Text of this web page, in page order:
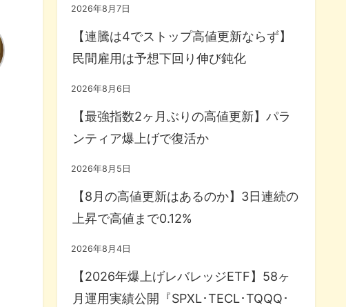
2026年8月7日
【連騰は4でストップ高値更新ならず】
民間雇用は予想下回り伸び鈍化
2026年8月6日
【最強指数2ヶ月ぶりの高値更新】パラ
ンティア爆上げで復活か
2026年8月5日
【8月の高値更新はあるのか】3日連続の
上昇で高値まで0.12%
2026年8月4日
【2026年爆上げレバレッジETF】58ヶ
月運用実績公開『SPXL･TECL･TQQQ･